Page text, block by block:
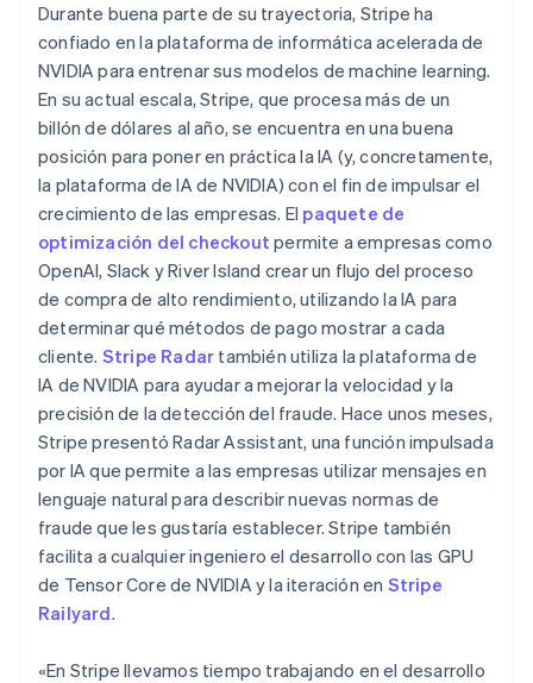
Durante buena parte de su trayectoria, Stripe ha
confiado en la plataforma de informática acelerada de
NVIDIA para entrenar sus modelos de machine learning.
En su actual escala, Stripe, que procesa más de un
billón de dólares al año, se encuentra en una buena
posición para poner en práctica la IA (y, concretamente,
la plataforma de IA de NVIDIA) con el fin de impulsar el
crecimiento de las empresas. El paquete de
optimización del checkout permite a empresas como
OpenAI, Slack y River Island crear un flujo del proceso
de compra de alto rendimiento, utilizando la IA para
determinar qué métodos de pago mostrar a cada
cliente. Stripe Radar también utiliza la plataforma de
IA de NVIDIA para ayudar a mejorar la velocidad y la
precisión de la detección del fraude. Hace unos meses,
Stripe presentó Radar Assistant, una función impulsada
por IA que permite a las empresas utilizar mensajes en
lenguaje natural para describir nuevas normas de
fraude que les gustaría establecer. Stripe también
facilita a cualquier ingeniero el desarrollo con las GPU
de Tensor Core de NVIDIA y la iteración en Stripe
Railyard.
«En Stripe llevamos tiempo trabajando en el desarrollo
Francia
FrançaisEnglish
Gibraltar
English
Grecia
English
Hungría
English
India
English
Irlanda
English
Italia
ItalianoEnglish
Japón
日本語English
Letonia
English
Liechtenstein
DeutschEnglish
Lituania
English
Luxemburgo
FrançaisDeutschEnglish
Malasia
English
English